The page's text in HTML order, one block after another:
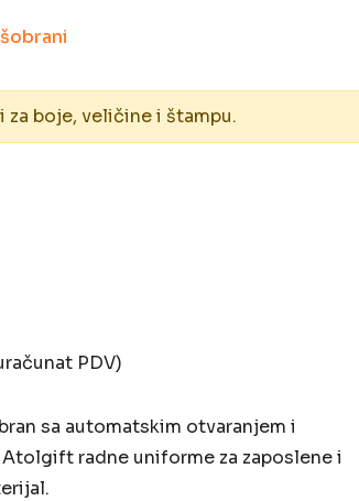
boje, veličine i štampu.
PDV)
sa automatskim otvaranjem i
Atolgift radne uniforme za zaposlene i